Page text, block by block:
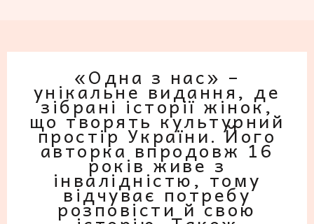
«Одна з нас» –
унікальне видання, де
зібрані історії жінок,
що творять культурний
простір України. Його
авторка впродовж 16
років живе з
інвалідністю, тому
відчуває потребу
розповісти й свою